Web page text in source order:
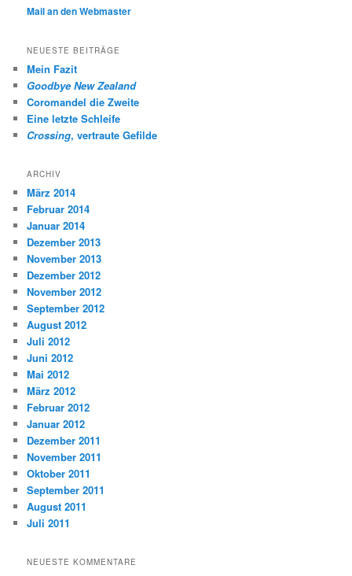
Mail an den Webmaster
NEUESTE BEITRÄGE
Mein Fazit
Goodbye New Zealand
Coromandel die Zweite
Eine letzte Schleife
Crossing, vertraute Gefilde
ARCHIV
März 2014
Februar 2014
Januar 2014
Dezember 2013
November 2013
Dezember 2012
November 2012
September 2012
August 2012
Juli 2012
Juni 2012
Mai 2012
März 2012
Februar 2012
Januar 2012
Dezember 2011
November 2011
Oktober 2011
September 2011
August 2011
Juli 2011
NEUESTE KOMMENTARE